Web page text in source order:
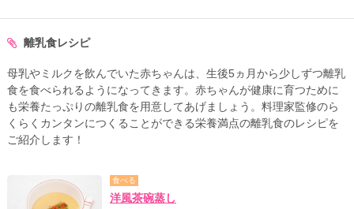
離乳食レシピ
母乳やミルクを飲んでいた赤ちゃんは、生後5ヵ月から少しずつ離乳
食を食べられるようになってきます。赤ちゃんが健康に育つために
も栄養たっぷりの離乳食を用意してあげましょう。料理家監修のら
くらくカンタンにつくることができる栄養満点の離乳食のレシピを
ご紹介します！
食べる
洋風茶碗蒸し